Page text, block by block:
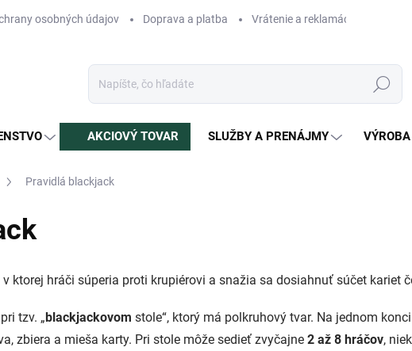
osobných údajov Doprava a platba Vrátenie a reklamácia
Hľadať
AKCIOVÝ TOVAR SLUŽBY A PRENÁJMY
Pravidlá blackjack
ktorej hráči súperia proti krupiérovi a snažia sa dosiahnuť súčet kariet
tzv. „blackjackovom stole“, ktorý má polkruhový tvar. Na jednom
zbiera a mieša karty. Pri stole môže sedieť zvyčajne 2 až 8 hráčov,